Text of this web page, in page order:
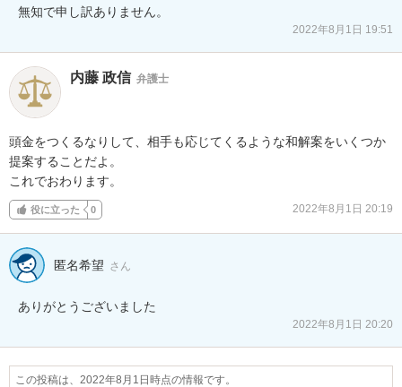
無知で申し訳ありません。
2022年8月1日 19:51
内藤 政信 弁護士
頭金をつくるなりして、相手も応じてくるような和解案をいくつか
提案することだよ。
これでおわります。
役に立った 0 2022年8月1日 20:19
匿名希望 さん
ありがとうございました
2022年8月1日 20:20
この投稿は、2022年8月1日時点の情報です。